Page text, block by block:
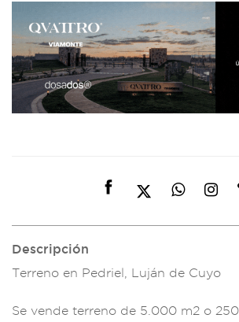
Descripción
Terreno en Pedriel , Luján de Cuyo
Se vende terreno de 5.000 m2 o